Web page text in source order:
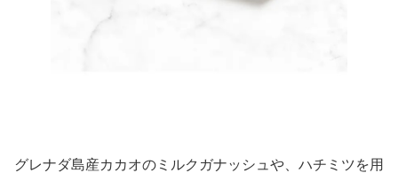
グレナダ島産カカオのミルクガナッシュや、ハチミツを用